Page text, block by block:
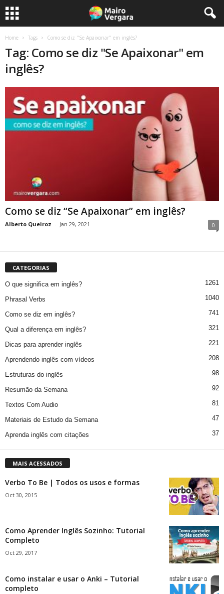
Home Tags Como se diz "Se Apaixonar" em inglês?
Tag: Como se diz "Se Apaixonar" em
inglês?
Como se diz “Se Apaixonar” em inglês?
Alberto Queiroz - Jan 29, 2021 0
CATEGORIAS
O que significa em inglês? 1261
Phrasal Verbs 1040
Como se diz em inglês? 741
Qual a diferença em inglês? 321
Dicas para aprender inglês 221
Aprendendo inglês com vídeos 208
Estruturas do inglês 98
Resumão da Semana 92
Textos Com Audio 81
Materiais de Estudo da Semana 47
Aprenda inglês com citações 37
MAIS ACESSADOS
Verbo To Be | Todos os usos e formas
Oct 30, 2015
Como Aprender Inglês Sozinho: Tutorial
Completo
Oct 29, 2017
Como instalar e usar o Anki – Tutorial
completo